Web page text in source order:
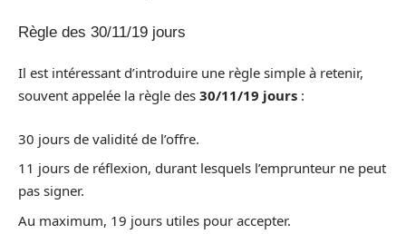
Règle des 30/11/19 jours
Il est intéressant d’introduire une règle simple à retenir,
souvent appelée la règle des 30/11/19 jours :
30 jours de validité de l’offre.
11 jours de réflexion, durant lesquels l’emprunteur ne peut
pas signer.
Au maximum, 19 jours utiles pour accepter.